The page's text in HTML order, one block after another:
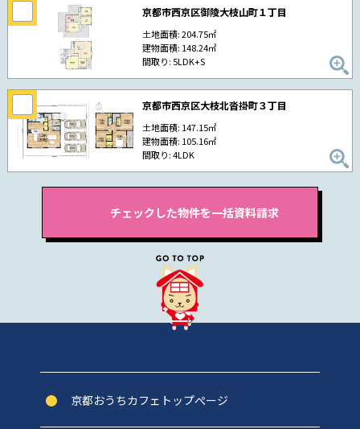
京都市西京区御陵大枝山町１丁目
土地面積: 204.75㎡
建物面積: 148.24㎡
間取り: 5LDK+S
京都市西京区大枝北沓掛町３丁目
土地面積: 147.15㎡
建物面積: 105.16㎡
間取り: 4LDK
京都おうちカフェトップぺージ